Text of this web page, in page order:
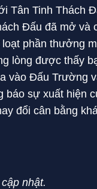
Tân Tinh Thách
Đấu đã mở và
phần thưởng
lòng được thấy
vào Đấu Trường
sự xuất hiện
đổi cân bằng
nhật.